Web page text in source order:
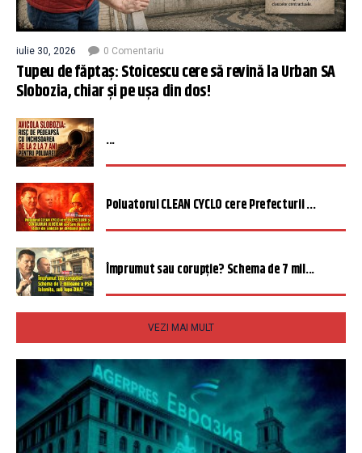
iulie 30, 2026 0 Comentariu
Tupeu de făptaș: Stoicescu cere să revină la Urban SA
Slobozia, chiar și pe ușa din dos!
...
Poluatorul CLEAN CYCLO cere Prefecturii ...
Împrumut sau corupție? Schema de 7 mil...
VEZI MAI MULT